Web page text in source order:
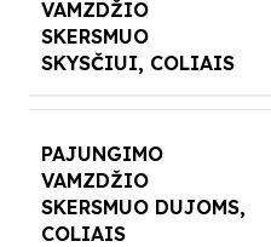
VAMZDŽIO
SKERSMUO
SKYSČIUI, COLIAIS
PAJUNGIMO
VAMZDŽIO
SKERSMUO DUJOMS,
COLIAIS